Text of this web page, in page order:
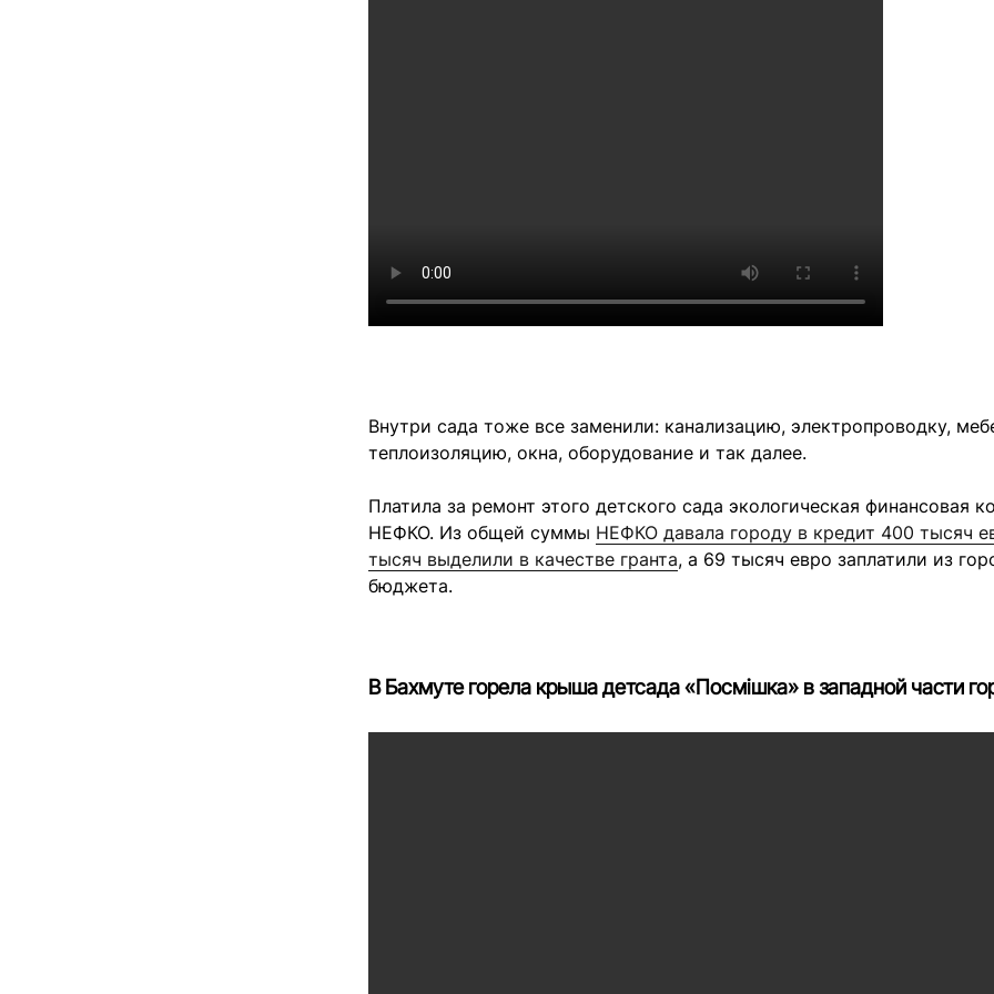
Внутри сада тоже все заменили: канализацию, электропроводку,
теплоизоляцию, окна, оборудование и так далее.
Платила за ремонт этого детского сада экологическая финансовая
НЕФКО. Из общей суммы НЕФКО давала городу в кредит 400 тысяч
тысяч выделили в качестве гранта, а 69 тысяч евро заплатили из
бюджета.
В Бахмуте горела крыша детсада «Посмішка» в западной части